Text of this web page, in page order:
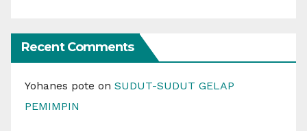
Recent Comments
Yohanes pote on SUDUT-SUDUT GELAP
PEMIMPIN